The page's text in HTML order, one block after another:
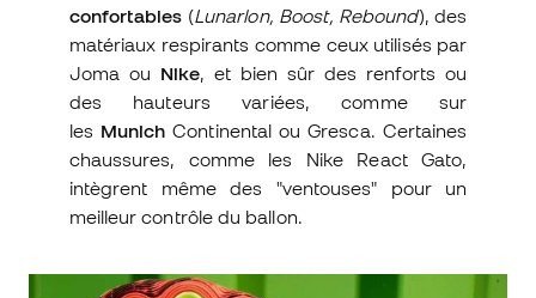
confortables (Lunarlon, Boost, Rebound), des
matériaux respirants comme ceux utilisés par
Joma ou Nike, et bien sûr des renforts ou
des hauteurs variées, comme sur
les Munich Continental ou Gresca. Certaines
chaussures, comme les Nike React Gato,
intègrent même des "ventouses" pour un
meilleur contrôle du ballon.